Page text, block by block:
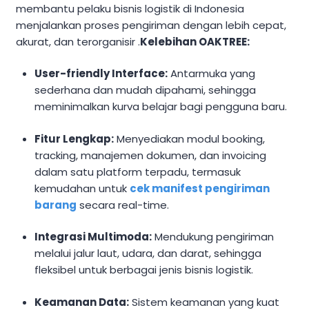
membantu pelaku bisnis logistik di Indonesia
menjalankan proses pengiriman dengan lebih cepat,
akurat, dan terorganisir .Kelebihan OAKTREE:
User-friendly Interface:Antarmuka yang
sederhana dan mudah dipahami, sehingga
meminimalkan kurva belajar bagi pengguna baru.
Fitur Lengkap:Menyediakan modul booking,
tracking, manajemen dokumen, dan invoicing
dalam satu platform terpadu, termasuk
kemudahan untuk cek manifest pengiriman
barang secara real-time.
Integrasi Multimoda:Mendukung pengiriman
melalui jalur laut, udara, dan darat, sehingga
fleksibel untuk berbagai jenis bisnis logistik.
Keamanan Data:Sistem keamanan yang kuat